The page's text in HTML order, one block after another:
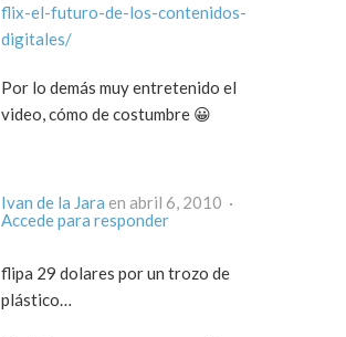
flix-el-futuro-de-los-contenidos-
digitales/
Por lo demás muy entretenido el
video, cómo de costumbre 😀
Ivan de la Jara
en abril 6, 2010 ·
Accede para responder
flipa 29 dolares por un trozo de
plástico…